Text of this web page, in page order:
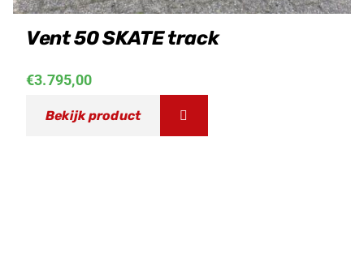
Vent 50 SKATE track
€3.795,00
Bekijk product